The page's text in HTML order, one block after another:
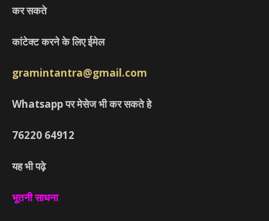
कर सकते
कांटेक्ट करने के लिए ईमेल
gramintantra@gmail.com
Whatsapp पर मेसेज भी कर सकते हे
76220 64912
यह भी पढ़े
भूतनी साधना